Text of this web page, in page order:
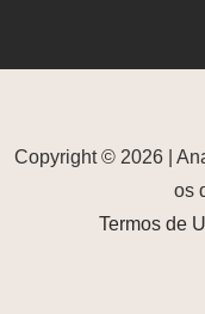
Copyright © 2026 |
os
Termos de